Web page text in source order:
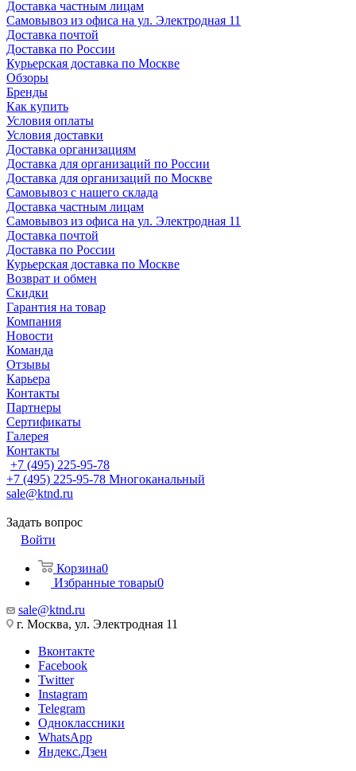
Доставка частным лицам
Самовывоз из офиса на ул. Электродная 11
Доставка почтой
Доставка по России
Курьерская доставка по Москве
Обзоры
Бренды
Как купить
Условия оплаты
Условия доставки
Доставка организациям
Доставка для организаций по России
Доставка для организаций по Москве
Самовывоз с нашего склада
Доставка частным лицам
Самовывоз из офиса на ул. Электродная 11
Доставка почтой
Доставка по России
Курьерская доставка по Москве
Возврат и обмен
Скидки
Гарантия на товар
Компания
Новости
Команда
Отзывы
Карьера
Контакты
Партнеры
Сертификаты
Галерея
Контакты
+7 (495) 225-95-78
+7 (495) 225-95-78 Многоканальный
sale@ktnd.ru
Задать вопрос
Войти
Корзина0
Избранные товары0
sale@ktnd.ru
г. Москва, ул. Электродная 11
Вконтакте
Facebook
Twitter
Instagram
Telegram
Одноклассники
WhatsApp
Яндекс.Дзен